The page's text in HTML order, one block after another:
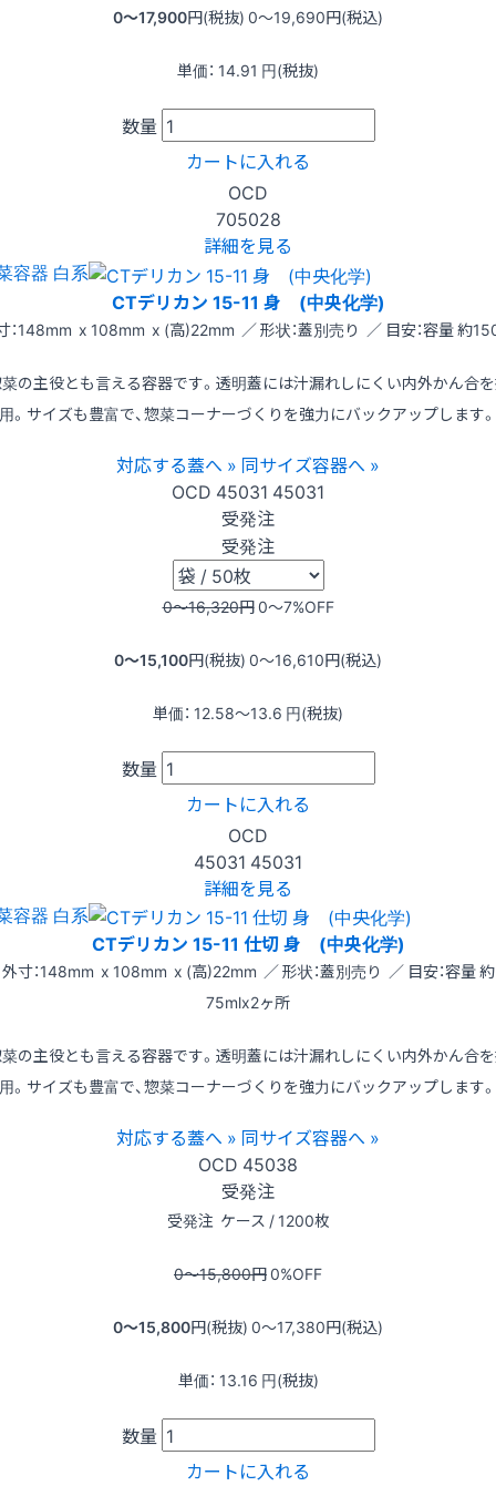
0〜17,900円(税抜) 0〜19,690円(税込)
単価： 14.91 円(税抜)
数量
カートに入れる
OCD
705028
詳細を見る
容器 白系
CTデリカン 15-11 身 (中央化学)
：148mm x 108mm x (高)22mm ／ 形状：蓋別売り ／ 目安：容量 約
の主役とも言える容器です。透明蓋には汁漏れしにくい内外かん合
用。サイズも豊富で、惣菜コーナーづくりを強力にバックアップします。
対応する蓋へ » 同サイズ容器へ »
OCD 45031 45031
受発注
受発注
0〜16,320円0〜7%OFF
0〜15,100円(税抜) 0〜16,610円(税込)
単価： 12.58〜13.6 円(税抜)
数量
カートに入れる
OCD
45031 45031
詳細を見る
容器 白系
CTデリカン 15-11 仕切 身 (中央化学)
外寸：148mm x 108mm x (高)22mm ／ 形状：蓋別売り ／ 目安：容量 約
75mlx2ヶ所
の主役とも言える容器です。透明蓋には汁漏れしにくい内外かん合
用。サイズも豊富で、惣菜コーナーづくりを強力にバックアップします。
対応する蓋へ » 同サイズ容器へ »
OCD 45038
受発注
受発注 ケース / 1200枚
0〜15,800円0%OFF
0〜15,800円(税抜) 0〜17,380円(税込)
単価： 13.16 円(税抜)
数量
カートに入れる